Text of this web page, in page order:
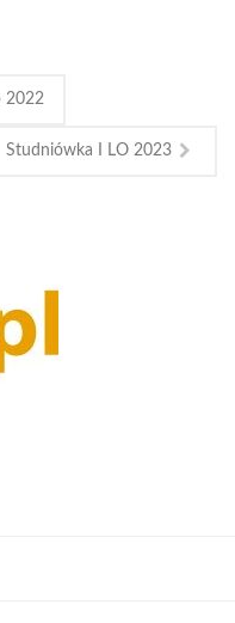
2022
Studniówka I LO 2023